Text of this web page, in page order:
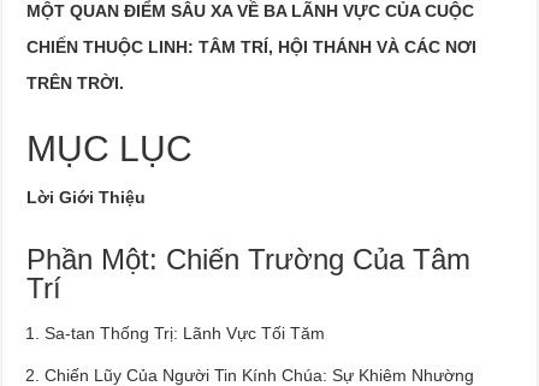
MỘT QUAN ĐIỂM SÂU XA VỀ BA LÃNH VỰC CỦA CUỘC
CHIẾN THUỘC LINH: TÂM TRÍ, HỘI THÁNH VÀ CÁC NƠI
TRÊN TRỜI.
MỤC LỤC
Lời Giới Thiệu
Phần Một: Chiến Trường Của Tâm
Trí
Sa-tan Thống Trị: Lãnh Vực Tối Tăm
Chiến Lũy Của Người Tin Kính Chúa: Sự Khiêm Nhường